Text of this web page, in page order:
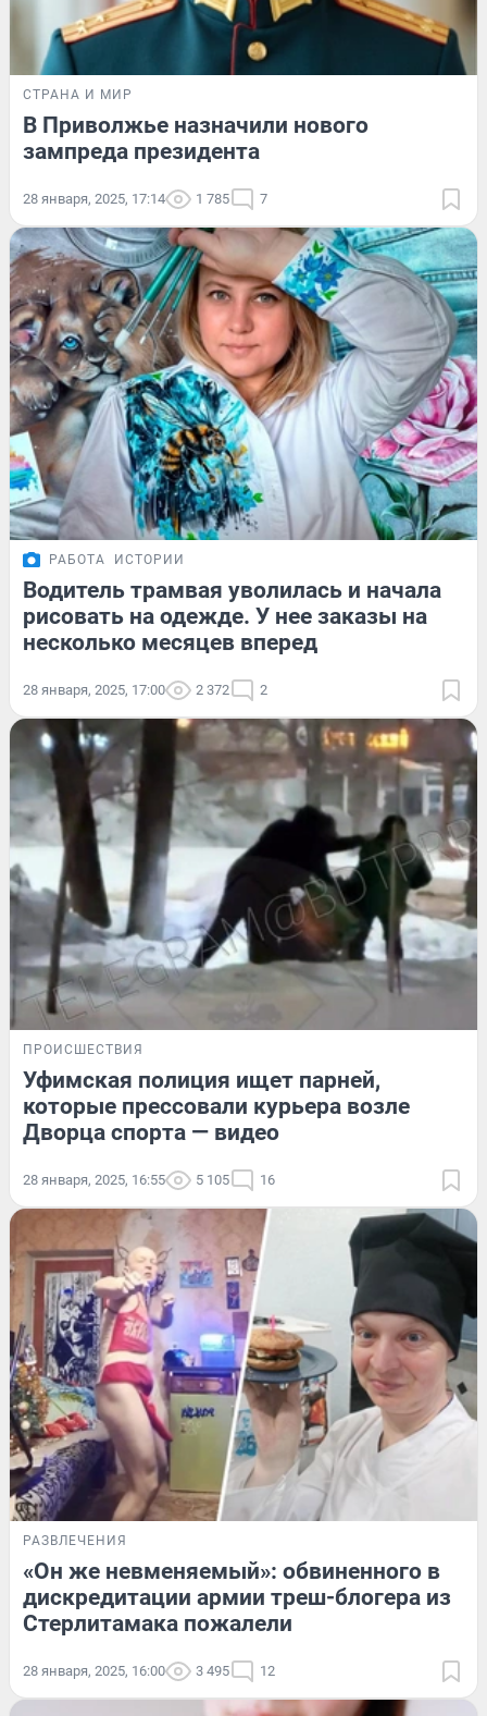
СТРАНА И МИР
В Приволжье назначили нового
зампреда президента
28 января, 2025, 17:14 1 785 7
РАБОТА ИСТОРИИ
Водитель трамвая уволилась и начала
рисовать на одежде. У нее заказы на
несколько месяцев вперед
28 января, 2025, 17:00 2 372 2
ПРОИСШЕСТВИЯ
Уфимская полиция ищет парней,
которые прессовали курьера возле
Дворца спорта — видео
28 января, 2025, 16:55 5 105 16
РАЗВЛЕЧЕНИЯ
«Он же невменяемый»: обвиненного в
дискредитации армии треш-блогера из
Стерлитамака пожалели
28 января, 2025, 16:00 3 495 12